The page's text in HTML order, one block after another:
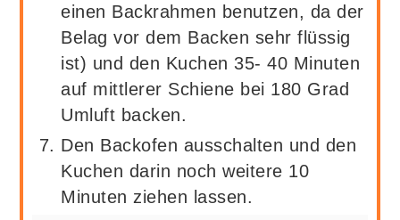
einen Backrahmen benutzen, da der
Belag vor dem Backen sehr flüssig
ist) und den Kuchen 35- 40 Minuten
auf mittlerer Schiene bei 180 Grad
Umluft backen.
Den Backofen ausschalten und den
Kuchen darin noch weitere 10
Minuten ziehen lassen.